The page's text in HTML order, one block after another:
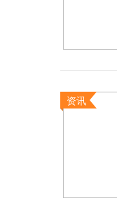
资讯